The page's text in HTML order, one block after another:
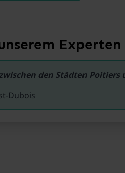
Experten
den Städten Poitiers
Dubois